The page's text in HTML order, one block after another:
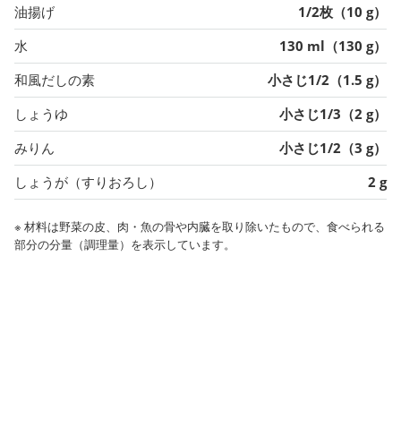
油揚げ
1/2枚（10 g）
水
130 ml（130 g）
和風だしの素
小さじ1/2（1.5 g）
しょうゆ
小さじ1/3（2 g）
みりん
小さじ1/2（3 g）
しょうが（すりおろし）
2 g
※ 材料は野菜の皮、肉・魚の骨や内臓を取り除いたもので、食べられる
部分の分量（調理量）を表示しています。